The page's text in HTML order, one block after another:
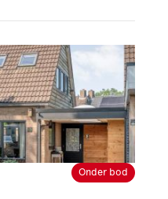
Onder bod